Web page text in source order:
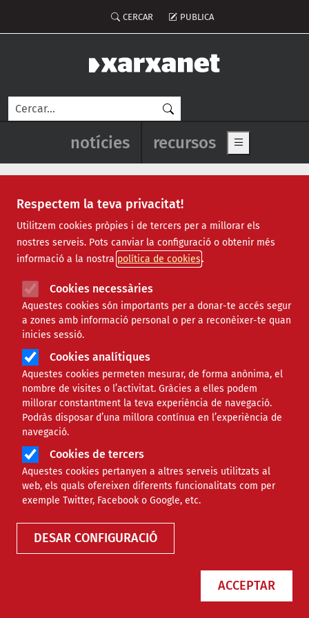
Respectem la teva privacitat!
Utilitzem cookies pròpies i de tercers per a millorar els
nostres serveis. Pots canviar la configuració o obtenir més
informació a la nostra política de cookies
Cookies necessàries
Aquestes cookies són importants per a donar-te accés segur
a zones amb informació personal o per a reconèixer-te quan
inicies sessió.
Cookies analítiques
Aquestes cookies permeten mesurar, de forma anònima, el
nombre de visites o l’activitat. Gràcies a elles podem
millorar constantment la teva experiència de navegació.
Podràs disposar d’una millora contínua en l’experiència de
navegació.
Cookies de tercers
Aquestes cookies pertanyen a altres serveis utilitzats al
web, els quals ofereixen diferents funcionalitats com per
exemple Twitter, Facebook o Google, etc.
DESAR CONFIGURACIÓ
ACCEPTAR
Menú del compte d'usuari
CERCAR PUBLICA
Cerca
Navegació principal de
notícies recursos Show main
Recursos
Tots | Econòmic | Jurídic | Projectes | Tecnològic |
Formació | Finançament | Biblioteca |
Ofertes de feina
Webinars
Àmbit
L’art per treballar la inclusió i
transformació social
Comparteix
F
a
X Compartir en altres xarxes socials
15/02/2017
Entitat redactora F Pere Tarrés